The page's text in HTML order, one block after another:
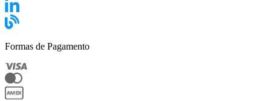
Formas de Pagamento